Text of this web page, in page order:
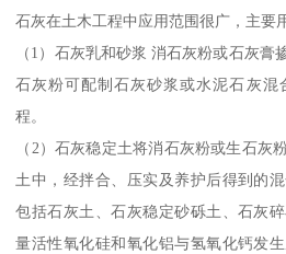
石灰在土木工程中应用范围很广，主要
（1）石灰乳和砂浆 消石灰粉或石灰膏
石灰粉可配制石灰砂浆或水泥石灰混
程。
（2）石灰稳定土将消石灰粉或生石灰
土中，经拌合、压实及养护后得到的
包括石灰土、石灰稳定砂砾土、石灰
量活性氧化硅和氧化铝与氢氧化钙发